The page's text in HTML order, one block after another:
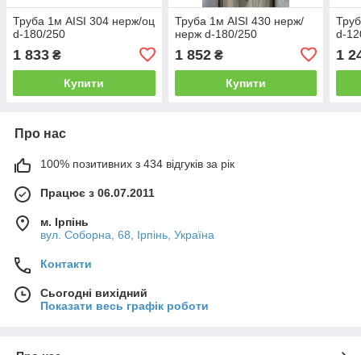
Труба 1м AISI 304 нерж/оц
d-180/250
1 833 ₴
Купити
Труба 1м AISI 430 нерж/
нерж d-180/250
1 852₴
Купити
d-
1
Про нас
100% позитивних з 434 відгуків за рік
Працює з 06.07.2011
м. Ірпінь
вул. Соборна, 68, Ірпінь, Україна
Контакти
Сьогодні вихідний
Показати весь графік роботи